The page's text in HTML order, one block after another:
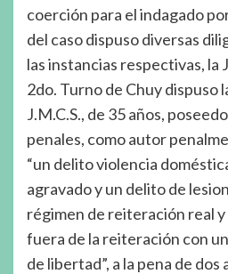
coerción para el indagado
del caso dispuso diversas
las instancias respectivas, la
2do. Turno de Chuy dispuso
J.M.C.S., de 35 años,
penales, como autor
“un delito violencia
agravado y un delito de
régimen de reiteración real
fuera de la reiteración con
de libertad”, a la pena de dos